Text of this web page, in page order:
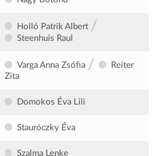
Holló Patrik Albert /
Steenhuis Raul
Varga Anna Zsófia /
Reiter
Zita
Domokos Éva Lili
Stauróczky Éva
Szalma Lenke